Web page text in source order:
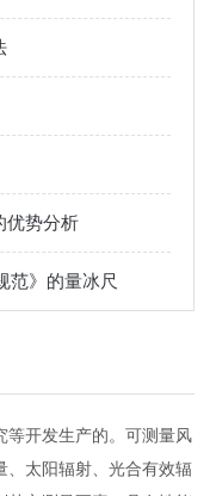
优势分析
范》的量冰尺
等开发生产的。可测量风
、太阳辐射、光合有效辐